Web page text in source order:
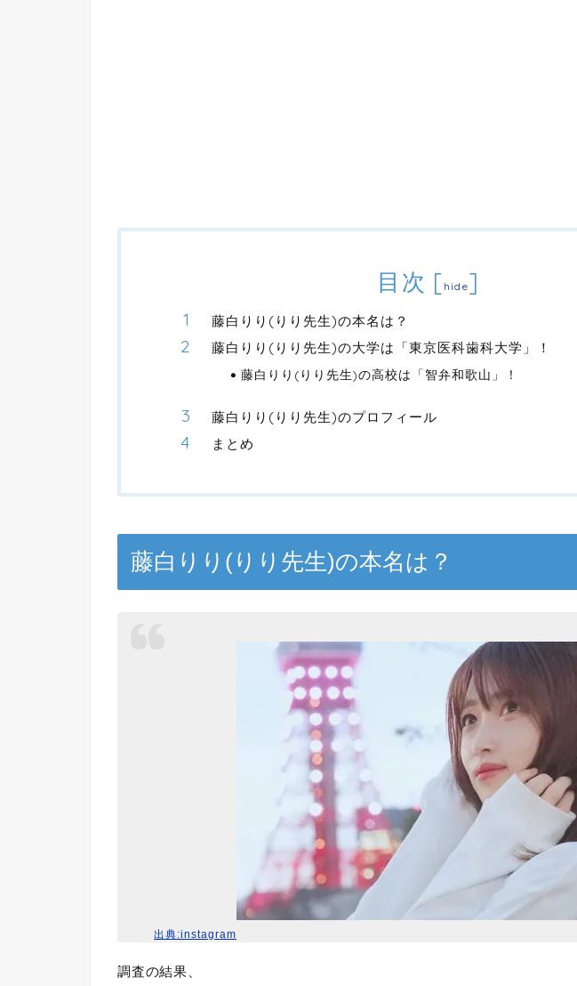
目次 [ hide]
藤白りり(りり先生)の本名は？
藤白りり(りり先生)の大学は「東京医科歯科大学」！
藤白りり(りり先生)の高校は「智弁和歌山」！
藤白りり(りり先生)のプロフィール
まとめ
藤白りり(りり先生)の本名は？
出典:instagram
調査の結果、